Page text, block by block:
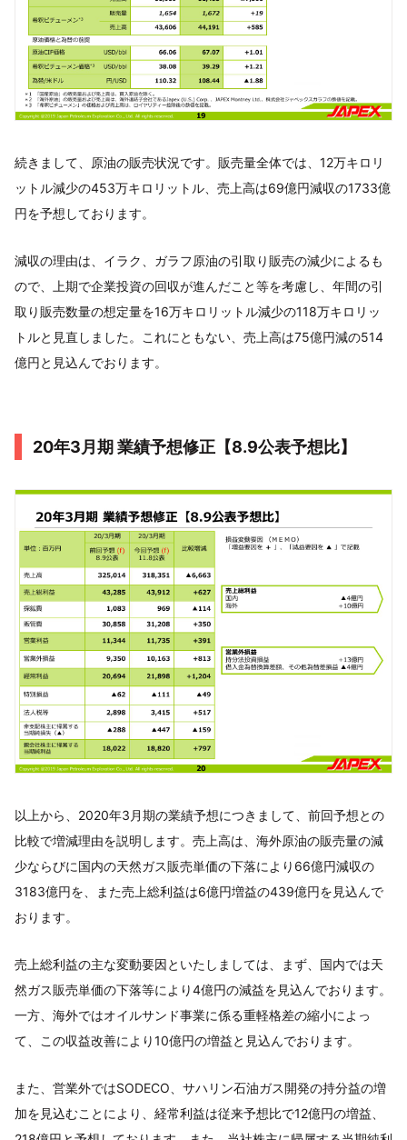
続きまして、原油の販売状況です。販売量全体では、12万キロリ
ットル減少の453万キロリットル、売上高は69億円減収の1733億
円を予想しております。
減収の理由は、イラク、ガラフ原油の引取り販売の減少によるも
ので、上期で企業投資の回収が進んだこと等を考慮し、年間の引
取り販売数量の想定量を16万キロリットル減少の118万キロリッ
トルと見直しました。これにともない、売上高は75億円減の514
億円と見込んでおります。
20年3月期 業績予想修正【8.9公表予想比】
以上から、2020年3月期の業績予想につきまして、前回予想との
比較で増減理由を説明します。売上高は、海外原油の販売量の減
少ならびに国内の天然ガス販売単価の下落により66億円減収の
3183億円を、また売上総利益は6億円増益の439億円を見込んで
おります。
売上総利益の主な変動要因といたしましては、まず、国内では天
然ガス販売単価の下落等により4億円の減益を見込んでおります。
一方、海外ではオイルサンド事業に係る重軽格差の縮小によっ
て、この収益改善により10億円の増益と見込んでおります。
また、営業外ではSODECO、サハリン石油ガス開発の持分益の増
加を見込むことにより、経常利益は従来予想比で12億円の増益、